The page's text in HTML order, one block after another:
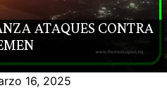
ATAQUES CONTRA
16, 2025